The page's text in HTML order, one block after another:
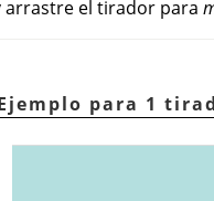
arrastre el tirador para
para 1